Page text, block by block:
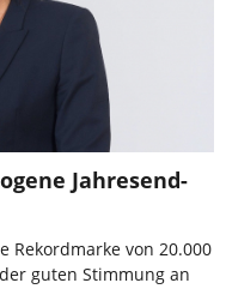
Jahresend-
Rekordmarke von 20.000
guten Stimmung an